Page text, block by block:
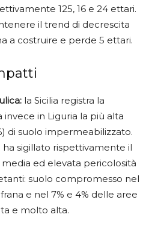
125, 16 e 24 ettari.
il trend di decrescita
a costruire e perde 5 ettari.
la Sicilia registra la
invece in Liguria la più alta
di suolo impermeabilizzato.
sigillato rispettivamente il
media ed elevata pericolosità
suolo compromesso nel
e nel 7% e 4% delle aree
e molto alta.